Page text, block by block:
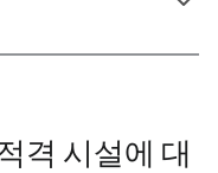
격 시설에 대